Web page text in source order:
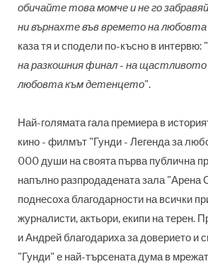
обичайте това момче ине го
ни върнахте във времето на
каза тя и сподели по-късно в интервю: "
на разкошния финал - на
любовта към детенцето".
Най-голямата гала премиера в
кино - филмът "Гунди - Легенда за
000 души на своята първа публична
напълно разпродадената зала "Арена
поднесоха благодарности на всички
журналисти, актьори, екипи на терен.
и Андрей благодариха за доверието и
"Гунди" е най-търсената дума в